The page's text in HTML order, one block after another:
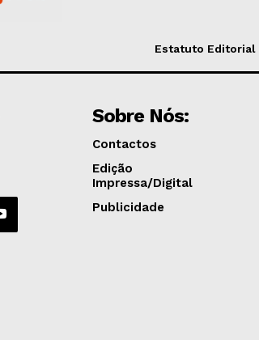
Estatuto Editorial
Sobre Nós:
Contactos
Edição
Impressa/Digital
Publicidade